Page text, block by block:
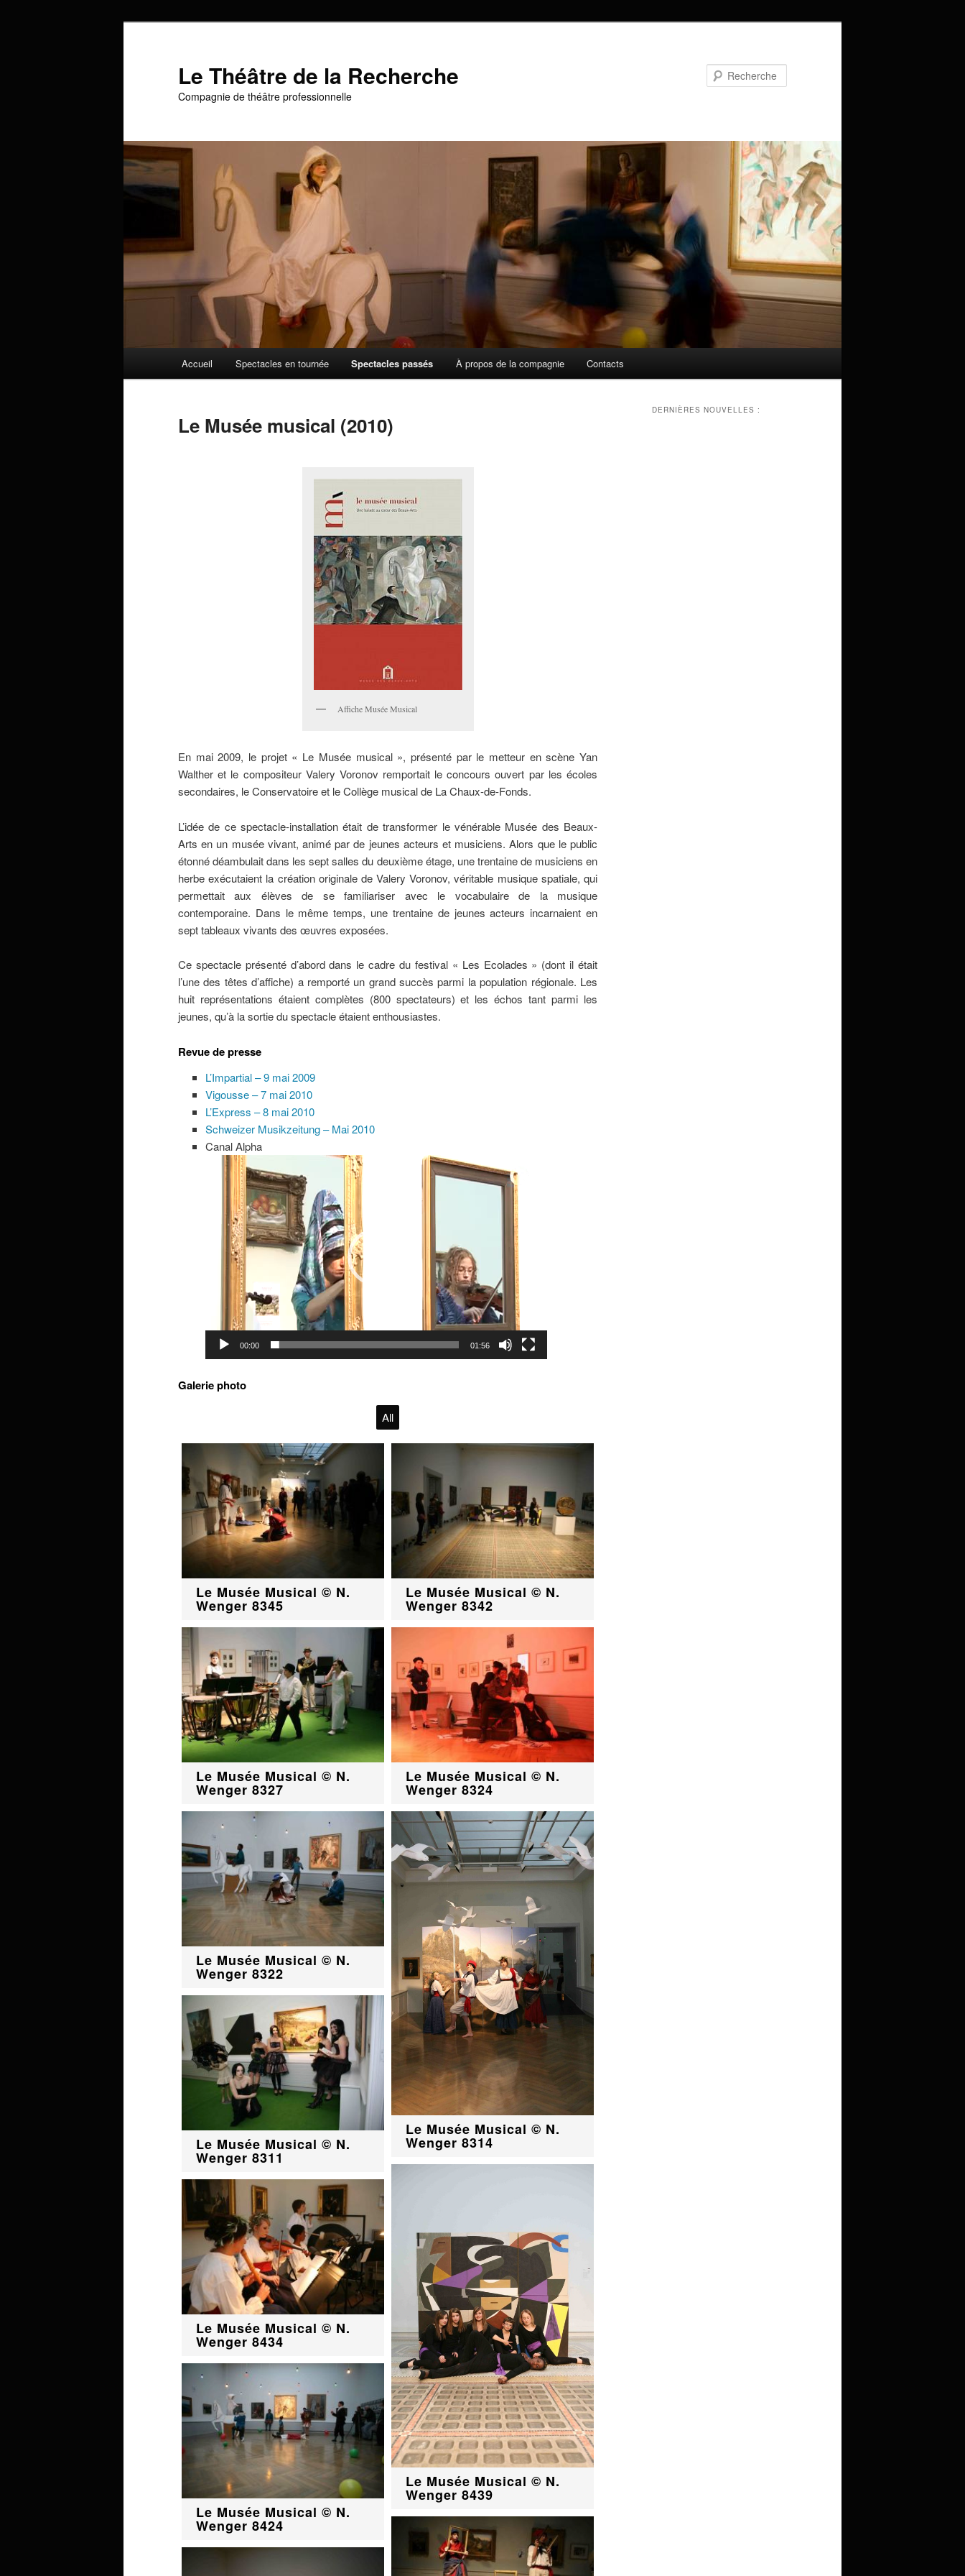
Le Théâtre de la Recherche
Compagnie de théâtre professionnelle
Accueil Spectacles en tournée Spectacles passés À propos de la compagnie Contacts
Le Musée musical (2010)
Affiche Musée Musical
En mai 2009, le projet « Le Musée musical », présenté par le metteur en scène Yan
Walther et le compositeur Valery Voronov remportait le concours ouvert par les écoles
secondaires, le Conservatoire et le Collège musical de La Chaux-de-Fonds.
L’idée de ce spectacle-installation était de transformer le vénérable Musée des Beaux-
Arts en un musée vivant, animé par de jeunes acteurs et musiciens. Alors que le public
étonné déambulait dans les sept salles du deuxième étage, une trentaine de musiciens en
herbe exécutaient la création originale de Valery Voronov, véritable musique spatiale, qui
permettait aux élèves de se familiariser avec le vocabulaire de la musique
contemporaine. Dans le même temps, une trentaine de jeunes acteurs incarnaient en
sept tableaux vivants des œuvres exposées.
Ce spectacle présenté d’abord dans le cadre du festival « Les Ecolades » (dont il était
l’une des têtes d’affiche) a remporté un grand succès parmi la population régionale. Les
huit représentations étaient complètes (800 spectateurs) et les échos tant parmi les
jeunes, qu’à la sortie du spectacle étaient enthousiastes.
Revue de presse
L’Impartial – 9 mai 2009
Vigousse – 7 mai 2010
L’Express – 8 mai 2010
Schweizer Musikzeitung – Mai 2010
Canal Alpha
Lecteur
vidéo
00:00 01:56
Galerie photo
All
Le Musée Musical © N.
Wenger 8345
Le Musée Musical © N.
Wenger 8327
Le Musée Musical © N.
Wenger 8322
Le Musée Musical © N.
Wenger 8311
Le Musée Musical © N.
Wenger 8434
Le Musée Musical © N.
Wenger 8424
Le Musée Musical © N.
Wenger 8342
Le Musée Musical © N.
Wenger 8324
Le Musée Musical © N.
Wenger 8314
Le Musée Musical © N.
Wenger 8439
DERNIÈRES NOUVELLES :